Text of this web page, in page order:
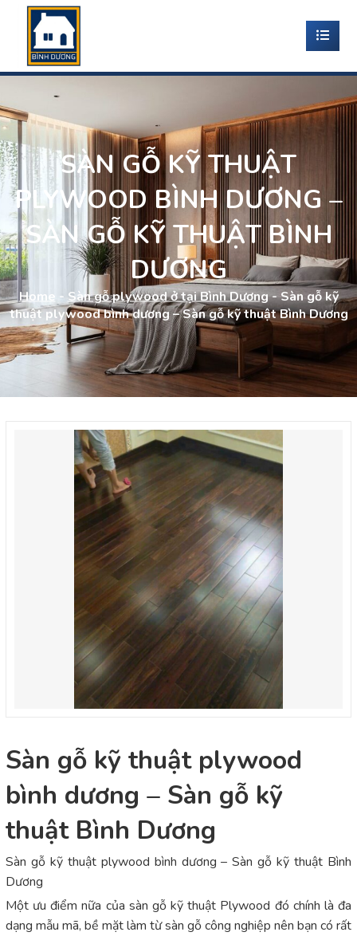
SÀN GỖ KỸ THUẬT
PLYWOOD BÌNH DƯƠNG –
SÀN GỖ KỸ THUẬT BÌNH
DƯƠNG
Home - Sàn gỗ plywood ở tại Bình Dương-Sàn gỗ kỹ
thuật plywood bình dương – Sàn gỗ kỹ thuật Bình Dương
Sàn gỗ kỹ thuật plywood
bình dương – Sàn gỗ kỹ
thuật Bình Dương
Sàn gỗ kỹ thuật plywood bình dương – Sàn gỗ kỹ thuật Bình
Dương
Một ưu điểm nữa của sàn gỗ kỹ thuật Plywood đó chính là đa
dạng mẫu mã, bề mặt làm từ sàn gỗ công nghiệp nên bạn có rất